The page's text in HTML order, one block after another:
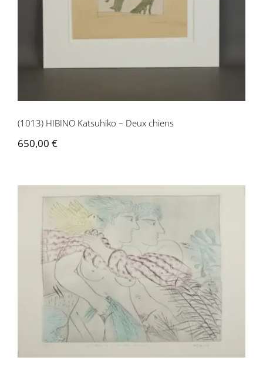
(1013) HIBINO Katsuhiko – Deux chiens
650,00 €
(1014) FASSIANOS Alékos – Adam et Ève
au paradis